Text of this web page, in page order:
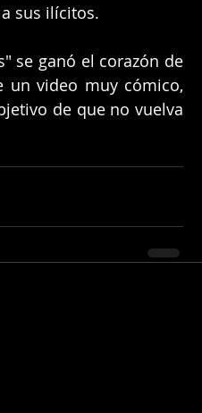
sus ilícitos.
se ganó el corazón de
un video muy cómico,
de que no vuelva